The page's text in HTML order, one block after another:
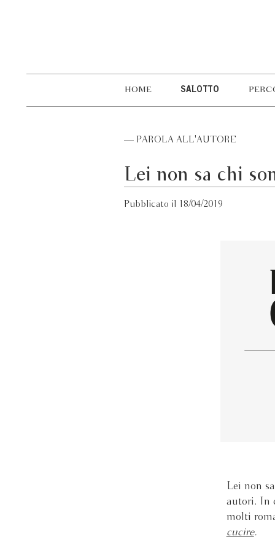
HOME SALOTTO
— PAROLA ALL'AUTORE
Lei non sa chi
Pubblicato il 18/04/2019
Lei non
autori. In
molti
cucire.